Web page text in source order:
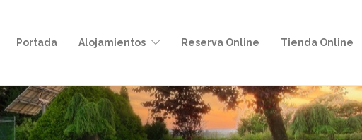
Portada Alojamientos Reserva Online Tienda Online